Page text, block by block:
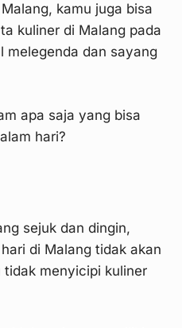
kamu juga bisa
kuliner di Malang pada
melegenda dan sayang
apa saja yang bisa
hari?
sejuk dan dingin,
di Malang tidak akan
menyicipi kuliner